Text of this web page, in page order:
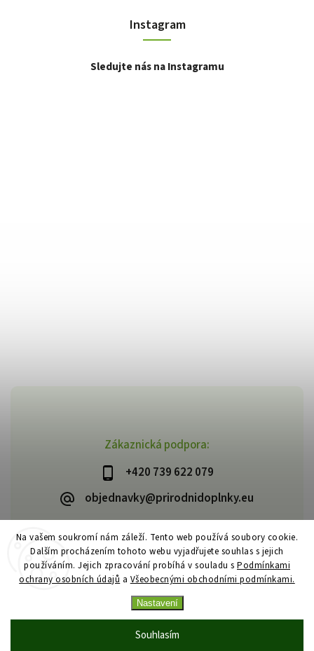
Na vašem soukromí nám záleží. Tento web používá soubory cookie.
Dalším procházením tohoto webu vyjadřujete souhlas s jejich
používáním. Jejich zpracování probíhá v souladu s Podmínkami
ochrany osobních údajů a Všeobecnými obchodními podmínkami.
Nastavení
Souhlasím
Zákaznická podpora:
+420 739 622 079
objednavky@prirodnidoplnky.eu
Instagram
Sledujte nás na Instagramu
Copyright 2026VIA NATURAE. Všechna práva vyhrazena.
Upravit nastavení cookies
VytvořilShoptet| Design